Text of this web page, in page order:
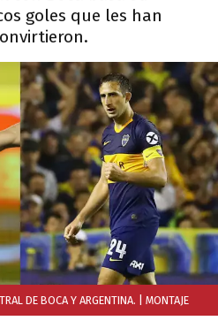
goles que les han
DE BOCA Y ARGENTINA. | MONTAJE